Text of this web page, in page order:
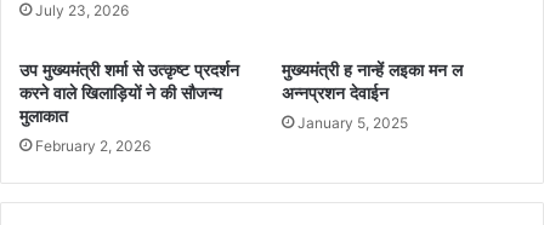
July 23, 2026
उप मुख्यमंत्री शर्मा से उत्कृष्ट प्रदर्शन
करने वाले खिलाड़ियों ने की सौजन्य
मुलाकात
February 2, 2026
मुख्यमंत्री ह नान्हें लइका मन ल
अन्नप्रशन देवाईन
January 5, 2025